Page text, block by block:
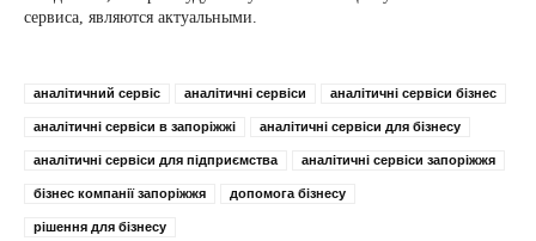
сервиса, являются актуальными.
аналітичний сервіс аналітичні сервіси аналітичні сервіси бізнес
аналітичні сервіси в запоріжжі аналітичні сервіси для бізнесу
аналітичні сервіси для підприємства аналітичні сервіси запоріжжя
бізнес компанії запоріжжя допомога бізнесу
рішення для бізнесу